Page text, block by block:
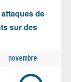
de
sur des
novembre